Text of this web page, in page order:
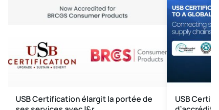
USB Certification élargit la portée de
USB